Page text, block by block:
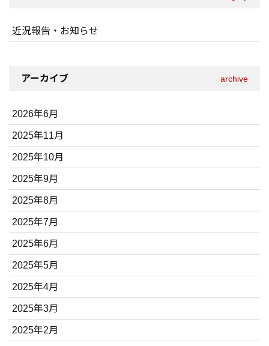
近況報告・お知らせ
アーカイブ archive
2026年6月
2025年11月
2025年10月
2025年9月
2025年8月
2025年7月
2025年6月
2025年5月
2025年4月
2025年3月
2025年2月